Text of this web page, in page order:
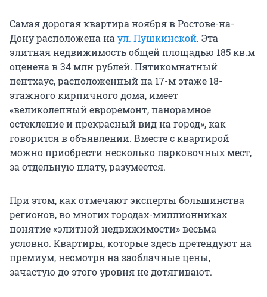
Самая дорогая квартира ноября в Ростове-на-
Дону расположена на ул. Пушкинской. Эта
элитная недвижимость общей площадью 185 кв.м
оценена в 34 млн рублей. Пятикомнатный
пентхаус, расположенный на 17-м этаже 18-
этажного кирпичного дома, имеет
«великолепный евроремонт, панорамное
остекление и прекрасный вид на город», как
говорится в объявлении. Вместе с квартирой
можно приобрести несколько парковочных мест,
за отдельную плату, разумеется.
При этом, как отмечают эксперты большинства
регионов, во многих городах-миллионниках
понятие «элитной недвижимости» весьма
условно. Квартиры, которые здесь претендуют на
премиум, несмотря на заоблачные цены,
зачастую до этого уровня не дотягивают.